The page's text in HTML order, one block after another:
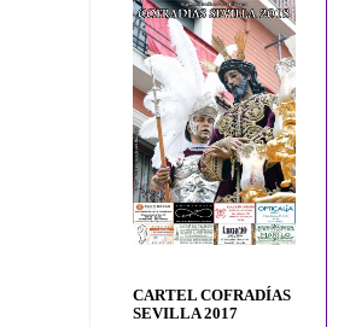
CARTEL COFRADÍAS
SEVILLA 2017